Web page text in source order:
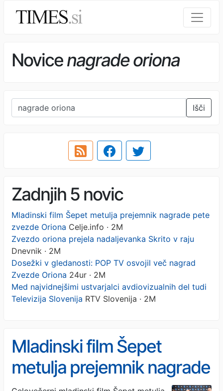
Novicenagrade oriona
Išči
Zadnjih 5 novic
Mladinski film Šepet metulja prejemnik nagrade pete
zvezde Oriona Celje.info · 2M
Zvezdo oriona prejela nadaljevanka Skrito v raju
Dnevnik · 2M
Dosežki v gledanosti: POP TV osvojil več nagrad
Zvezde Oriona 24ur · 2M
Med najvidnejšimi ustvarjalci avdiovizualnih del tudi
Televizija Slovenija RTV Slovenija · 2M
Mladinski film Šepet
metulja prejemnik nagrade